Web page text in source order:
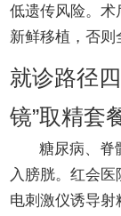
低遗传风险。术
新鲜移植，否则
就诊路径
镜”取精套
糖尿病、脊
入膀胱。红会
电刺激仪诱导射